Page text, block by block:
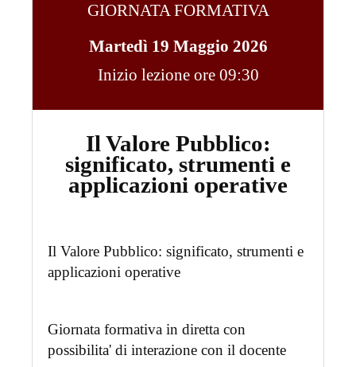
GIORNATA FORMATIVA
Martedì 19 Maggio 2026
Inizio lezione ore 09:30
Il Valore Pubblico:
significato, strumenti e
applicazioni operative
Il Valore Pubblico: significato, strumenti e
applicazioni operative
Giornata formativa in diretta con
possibilita' di interazione con il docente